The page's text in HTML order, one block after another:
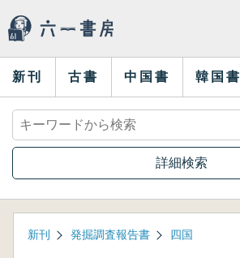
新刊 古書 中国書 韓国書
詳細検索
新刊 発掘調査報告書 四国